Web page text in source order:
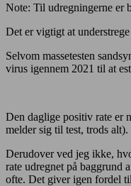
Note: Til udregningerne er
Det er vigtigt at
Selvom massetesten
virus igennem 2021 til at
Den daglige positiv rate er
melder sig til test, trods
Derudover ved jeg ikke,
rate udregnet på baggrund
ofte. Det giver igen fordel